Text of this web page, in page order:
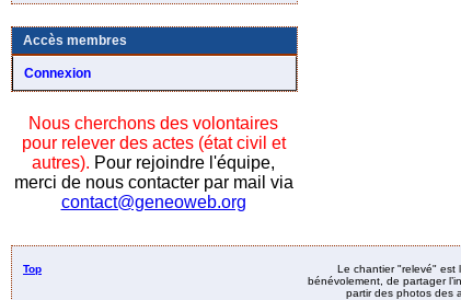
Accès membres
Connexion
Nous cherchons des volontaires
pour relever des actes (état civil et
autres). Pour rejoindre l'équipe,
merci de nous contacter par mail via
contact@geneoweb.org
Top
Le chantier "relevé" est
bénévolement, de partager
partir des photos des